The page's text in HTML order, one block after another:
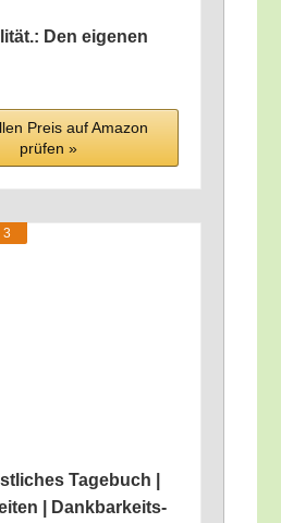
Den eige­nen
Preis auf Ama­zon
prü­fen »
3
Tage­buch |
| Dank­bar­keits­